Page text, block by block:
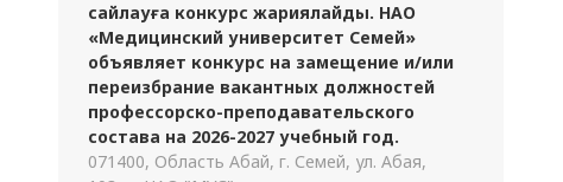
сайлауға конкурс жариялайды. НАО
«Медицинский университет Семей»
объявляет конкурс на замещение и/или
переизбрание вакантных должностей
профессорско-преподавательского
состава на 2026-2027 учебный год.
071400, Область Абай, г. Семей, ул. Абая,